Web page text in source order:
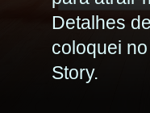
Detalhes
coloquei
Story.